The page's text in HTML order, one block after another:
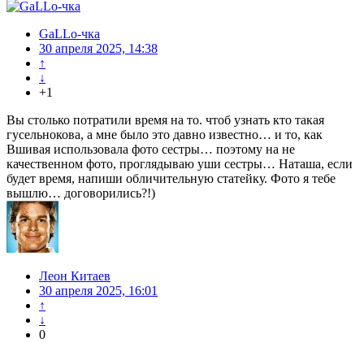
GaLLo-чка
30 апреля 2025, 14:38
↑
↓
+1
Вы столько потратили время на то. чтоб узнать кто такая
гусельнокова, а мне было это давно известно… и то, как
Вшивая использовала фото сестры… поэтому на не
качественном фото, проглядываю уши сестры… Наташа, если
будет время, напиши обличительную статейку. Фото я тебе
вышлю… договорились?!)
Леон Китаев
30 апреля 2025, 16:01
↑
↓
0